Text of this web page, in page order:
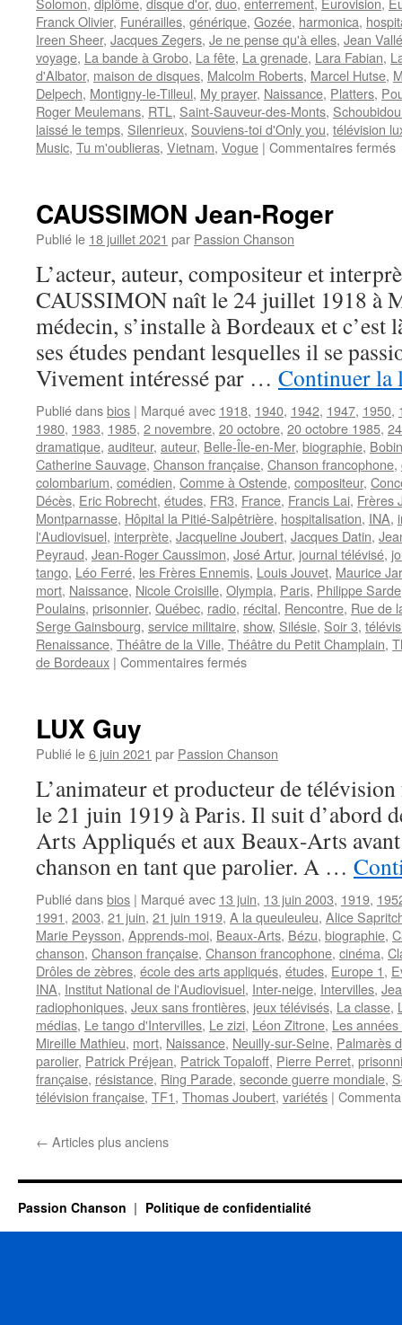
Franck Olivier, Funérailles, générique, Gozée, harmonica,
Ireen Sheer, Jacques Zegers, Je ne pense qu'à elles, Jean
voyage, La bande à Grobo, La fête, La grenade, Lara Fabian,
d'Albator, maison de disques, Malcolm Roberts, Marcel Hutse,
Delpech, Montigny-le-Tilleul, My prayer, Naissance, Platters,
Roger Meulemans, RTL , Saint-Sauveur-des-Monts,
laissé le temps, Silenrieux, Souviens-toi d'Only you, télévision
Music, Tu m'oublieras, Vietnam, Vogue | Commentaires fermés
CAUSSIMON Jean-Roger
Publié le 18 juillet 2021 par Passion Chanson
L’acteur, auteur, compositeur et
CAUSSIMON naît le 24 juillet 1918 à
médecin, s’installe à Bordeaux et c’est
ses études pendant lesquelles il se
Vivement intéressé par … Continuer la
Publié dansbios | Marqué avec 1918, 1940, 1942, 1947, 1950,
1980, 1983, 1985, 2 novembre, 20 octobre, 20 octobre 1985,
dramatique, auditeur, auteur, Belle-Île-en-Mer, biographie,
Catherine Sauvage, Chanson française, Chanson francophone,
colombarium, comédien, Comme à Ostende, compositeur,
Décès, Eric Robrecht, études, FR3, France, Francis Lai, Frères
Montparnasse, Hôpital la Pitié-Salpêtrière, hospitalisation, INA,
l'Audiovisuel, interprète, Jacqueline Joubert, Jacques Datin,
Peyraud, Jean-Roger Caussimon, José Artur, journal télévisé,
tango, Léo Ferré, les Frères Ennemis, Louis Jouvet, Maurice
mort, Naissance, Nicole Croisille, Olympia, Paris, Philippe Sarde
Poulains, prisonnier, Québec, radio, récital, Rencontre, Rue de
Serge Gainsbourg, service militaire, show, Silésie, Soir 3,
Renaissance, Théâtre de la Ville, Théâtre du Petit Champlain,
de Bordeaux | Commentaires ferméssur
LUX Guy
Publié le6 juin 2021 par Passion Chanson
L’animateur et producteur de
le 21 juin 1919 à Paris. Il suit d’abord
Arts Appliqués et aux Beaux-Arts
chanson en tant que parolier. A …
Publié dansbios | Marqué avec 13 juin, 13 juin 2003, 1919,
1991, 2003, 21 juin, 21 juin 1919, A la queuleuleu, Alice
Marie Peysson, Apprends-moi, Beaux-Arts, Bézu, biographie,
chanson, Chanson française, Chanson francophone, cinéma,
Drôles de zèbres, école des arts appliqués, études, Europe 1,
INA, Institut National de l'Audiovisuel, Inter-neige, Intervilles,
radiophoniques, Jeux sans frontières, jeux télévisés, La classe,
médias, Le tango d'Intervilles, Le zizi, Léon Zitrone, Les années
Mireille Mathieu, mort, Naissance, Neuilly-sur-Seine, Palmarès
parolier, Patrick Préjean, Patrick Topaloff, Pierre Perret,
française, résistance, Ring Parade, seconde guerre mondiale,
télévision française, TF1, Thomas Joubert, variétés |
← Articles plus anciens
Passion Chanson Politique de confidentialité